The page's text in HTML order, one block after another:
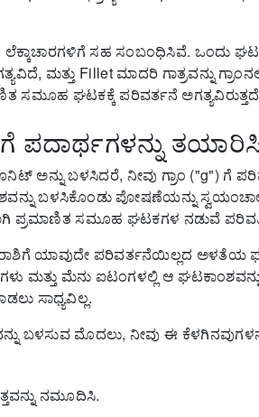
ಸಹ ಸಂಬಂಧಿಸಿವೆ. ಒಂದು
ಮತ್ತು Fillet ಮಾದರಿ ಗಾತ್ರವನ್ನು
ಸಮೂಹ ಘಟಕಕ್ಕೆ ಪರಿವರ್ತನೆ
ಪದಾರ್ಥಗಳನ್ನು
ಅನ್ನು ಬಳಸಿದರೆ, ನೀವು ಗ್ರಾಂ ("g") ಗೆ
ಬಳಸಿಕೊಂಡು ಪೋಷಣೆಯನ್ನು
ಪ್ರಮಾಣಿತ ಸಮೂಹ ಘಟಕಗಳ ನಡುವೆ
ಯಾವುದೇ ಪರಿವರ್ತನೆಯಿಲ್ಲದ ಅಳತೆಯ
ಮತ್ತು ಮೆನು ಐಟಂಗಳಲ್ಲಿ ಆ
ಸಾಧ್ಯವಿಲ್ಲ.
ಬಳಸುವ ಮೊದಲು, ನೀವು ಈ
ನಮೂದಿಸಿ.